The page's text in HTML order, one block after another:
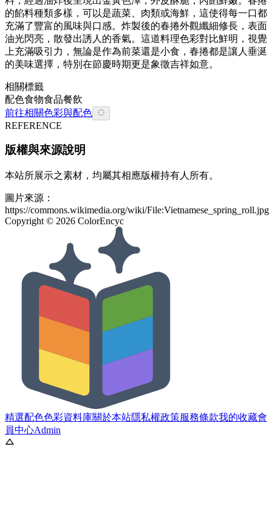
的餡料種類多樣，可以是蔬菜、肉類或海鮮，這使得每一口都
充滿了豐富的風味與口感。炸製後的春捲外觀纖細修長，表面
油光閃亮，散發出誘人的香氣。這道料理色彩對比鮮明，視覺
上充滿吸引力，無論是作為前菜還是小食，春捲都是讓人垂涎
的美味選擇，特別在節慶時期更是象徵吉祥如意。
相關標籤
配色食物食品餐飲
前往相關色彩與配色
REFERENCE
版權與來源說明
本站所展示之素材，均屬其相應版權持有人所有。
圖片來源：
https://commons.wikimedia.org/wiki/File:Vietnamese_spring_roll.jpg
Copyright © 2026 ColorEncyc
精選配色色彩資料庫關於本站隱私權政策服務條款我的收藏會
員中心Admin